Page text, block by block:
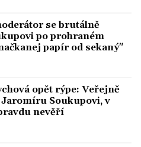
se brutálně
po prohraném
papír od sekaný"
opět rýpe: Veřejně
Jaromíru Soukupovi, v
nevěří